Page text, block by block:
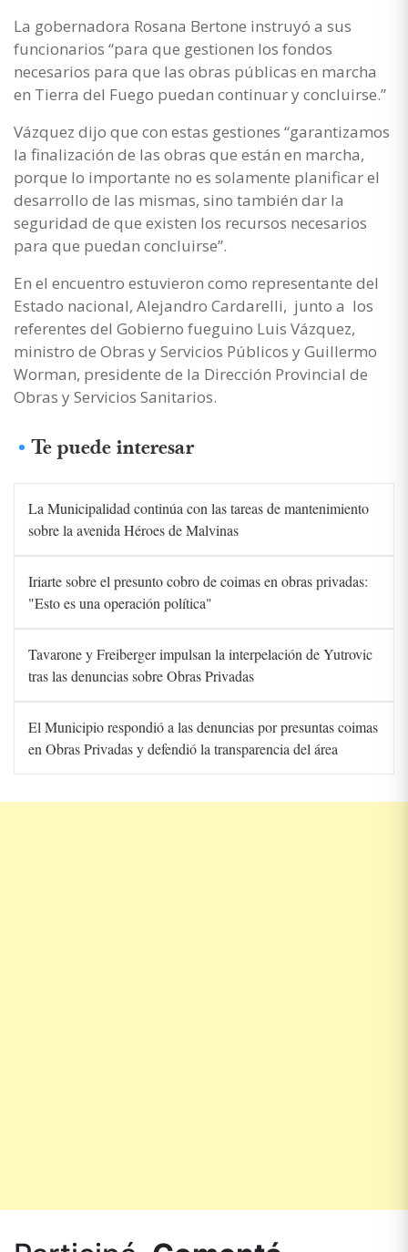
La gobernadora Rosana Bertone instruyó a sus
funcionarios “para que gestionen los fondos
necesarios para que las obras públicas en marcha
en Tierra del Fuego puedan continuar y concluirse.”
Vázquez dijo que con estas gestiones “garantizamos
la finalización de las obras que están en marcha,
porque lo importante no es solamente planificar el
desarrollo de las mismas, sino también dar la
seguridad de que existen los recursos necesarios
para que puedan concluirse”.
En el encuentro estuvieron como representante del
Estado nacional, Alejandro Cardarelli, junto a los
referentes del Gobierno fueguino Luis Vázquez,
ministro de Obras y Servicios Públicos y Guillermo
Worman, presidente de la Dirección Provincial de
Obras y Servicios Sanitarios.
Te puede interesar
La Municipalidad continúa con las tareas de mantenimiento
sobre la avenida Héroes de Malvinas
Iriarte sobre el presunto cobro de coimas en obras privadas:
"Esto es una operación política"
Tavarone y Freiberger impulsan la interpelación de Yutrovic
tras las denuncias sobre Obras Privadas
El Municipio respondió a las denuncias por presuntas coimas
en Obras Privadas y defendió la transparencia del área